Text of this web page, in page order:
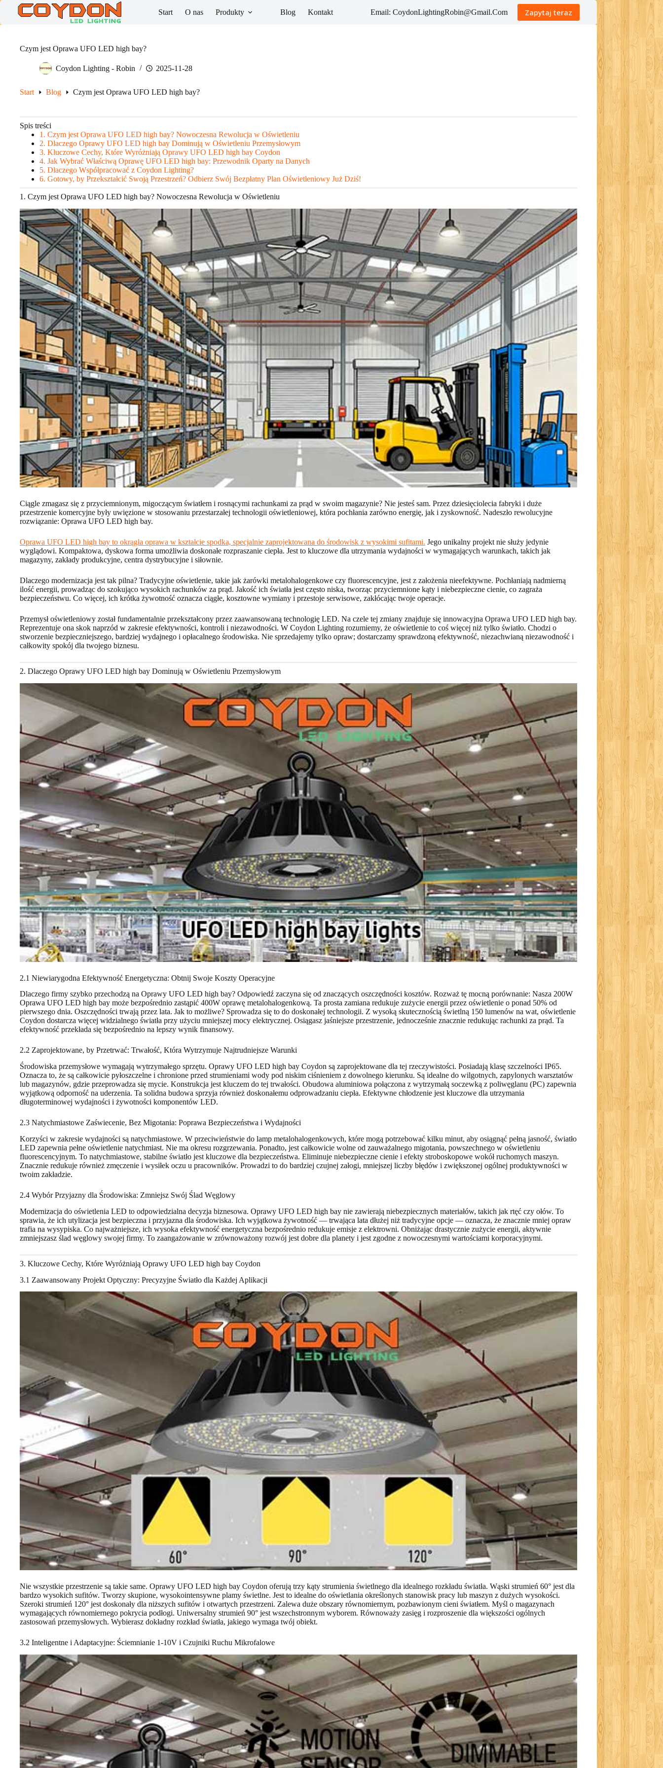
Skip
content
Start O nas Produkty Blog Kontakt Email: CoydonLightingRobin@Gmail.Com Zapytaj teraz
Czym jest Oprawa UFO LED high bay?
Coydon Lighting - Robin 2025-11-28
Start Blog Czym jest Oprawa UFO LED high bay?
Spis treści
1. Czym jest Oprawa UFO LED high bay? Nowoczesna Rewolucja w Oświetleniu
2. Dlaczego Oprawy UFO LED high bay Dominują w Oświetleniu Przemysłowym
3. Kluczowe Cechy, Które Wyróżniają Oprawy UFO LED high bay Coydon
4. Jak Wybrać Właściwą Oprawę UFO LED high bay: Przewodnik Oparty na Danych
5. Dlaczego Współpracować z Coydon Lighting?
6. Gotowy, by Przekształcić Swoją Przestrzeń? Odbierz Swój Bezpłatny Plan Oświetleniowy Już Dziś!
1. Czym jest Oprawa UFO LED high bay? Nowoczesna Rewolucja w Oświetleniu
Ciągle zmagasz się z przyciemnionym, migoczącym światłem i rosnącymi rachunkami za prąd w swoim magazynie? Nie jesteś sam. Przez dziesięciolecia fabryki i duże
przestrzenie komercyjne były uwięzione w stosowaniu przestarzałej technologii oświetleniowej, która pochłania zarówno energię, jak i zyskowność. Nadeszło rewolucyjne
rozwiązanie: Oprawa UFO LED high bay.
Oprawa UFO LED high bay to okrągła oprawa w kształcie spodka, specjalnie zaprojektowana do środowisk z wysokimi sufitami. Jego unikalny projekt nie służy jedynie
wyglądowi. Kompaktowa, dyskowa forma umożliwia doskonałe rozpraszanie ciepła. Jest to kluczowe dla utrzymania wydajności w wymagających warunkach, takich jak
magazyny, zakłady produkcyjne, centra dystrybucyjne i siłownie.
Dlaczego modernizacja jest tak pilna? Tradycyjne oświetlenie, takie jak żarówki metalohalogenkowe czy fluorescencyjne, jest z założenia nieefektywne. Pochłaniają nadmierną
ilość energii, prowadząc do szokująco wysokich rachunków za prąd. Jakość ich światła jest często niska, tworząc przyciemnione kąty i niebezpieczne cienie, co zagraża
bezpieczeństwu. Co więcej, ich krótka żywotność oznacza ciągłe, kosztowne wymiany i przestoje serwisowe, zakłócając twoje operacje.
Przemysł oświetleniowy został fundamentalnie przekształcony przez zaawansowaną technologię LED. Na czele tej zmiany znajduje się innowacyjna Oprawa UFO LED high bay.
Reprezentuje ona skok naprzód w zakresie efektywności, kontroli i niezawodności. W Coydon Lighting rozumiemy, że oświetlenie to coś więcej niż tylko światło. Chodzi o
stworzenie bezpieczniejszego, bardziej wydajnego i opłacalnego środowiska. Nie sprzedajemy tylko opraw; dostarczamy sprawdzoną efektywność, niezachwianą niezawodność i
całkowity spokój dla twojego biznesu.
2. Dlaczego Oprawy UFO LED high bay Dominują w Oświetleniu Przemysłowym
2.1 Niewiarygodna Efektywność Energetyczna: Obtnij Swoje Koszty Operacyjne
Dlaczego firmy szybko przechodzą na Oprawy UFO LED high bay? Odpowiedź zaczyna się od znaczących oszczędności kosztów. Rozważ tę mocną porównanie: Nasza 200W
Oprawa UFO LED high bay może bezpośrednio zastąpić 400W oprawę metalohalogenkową. Ta prosta zamiana redukuje zużycie energii przez oświetlenie o ponad 50% od
pierwszego dnia. Oszczędności trwają przez lata. Jak to możliwe? Sprowadza się to do doskonałej technologii. Z wysoką skutecznością świetlną 150 lumenów na wat, oświetlenie
Coydon dostarcza więcej widzialnego światła przy użyciu mniejszej mocy elektrycznej. Osiągasz jaśniejsze przestrzenie, jednocześnie znacznie redukując rachunki za prąd. Ta
efektywność przekłada się bezpośrednio na lepszy wynik finansowy.
2.2 Zaprojektowane, by Przetrwać: Trwałość, Która Wytrzymuje Najtrudniejsze Warunki
Środowiska przemysłowe wymagają wytrzymałego sprzętu. Oprawy UFO LED high bay Coydon są zaprojektowane dla tej rzeczywistości. Posiadają klasę szczelności IP65.
Oznacza to, że są całkowicie pyłoszczelne i chronione przed strumieniami wody pod niskim ciśnieniem z dowolnego kierunku. Są idealne do wilgotnych, zapylonych warsztatów
lub magazynów, gdzie przeprowadza się mycie. Konstrukcja jest kluczem do tej trwałości. Obudowa aluminiowa połączona z wytrzymałą soczewką z poliwęglanu (PC) zapewnia
wyjątkową odporność na uderzenia. Ta solidna budowa sprzyja również doskonałemu odprowadzaniu ciepła. Efektywne chłodzenie jest kluczowe dla utrzymania
długoterminowej wydajności i żywotności komponentów LED.
2.3 Natychmiastowe Zaświecenie, Bez Migotania: Poprawa Bezpieczeństwa i Wydajności
Korzyści w zakresie wydajności są natychmiastowe. W przeciwieństwie do lamp metalohalogenkowych, które mogą potrzebować kilku minut, aby osiągnąć pełną jasność, światło
LED zapewnia pełne oświetlenie natychmiast. Nie ma okresu rozgrzewania. Ponadto, jest całkowicie wolne od zauważalnego migotania, powszechnego w oświetleniu
fluorescencyjnym. To natychmiastowe, stabilne światło jest kluczowe dla bezpieczeństwa. Eliminuje niebezpieczne cienie i efekty stroboskopowe wokół ruchomych maszyn.
Znacznie redukuje również zmęczenie i wysiłek oczu u pracowników. Prowadzi to do bardziej czujnej załogi, mniejszej liczby błędów i zwiększonej ogólnej produktywności w
twoim zakładzie.
2.4 Wybór Przyjazny dla Środowiska: Zmniejsz Swój Ślad Węglowy
Modernizacja do oświetlenia LED to odpowiedzialna decyzja biznesowa. Oprawy UFO LED high bay nie zawierają niebezpiecznych materiałów, takich jak rtęć czy ołów. To
sprawia, że ich utylizacja jest bezpieczna i przyjazna dla środowiska. Ich wyjątkowa żywotność — trwająca lata dłużej niż tradycyjne opcje — oznacza, że znacznie mniej opraw
trafia na wysypiska. Co najważniejsze, ich wysoka efektywność energetyczna bezpośrednio redukuje emisje z elektrowni. Obniżając drastycznie zużycie energii, aktywnie
zmniejszasz ślad węglowy swojej firmy. To zaangażowanie w zrównoważony rozwój jest dobre dla planety i jest zgodne z nowoczesnymi wartościami korporacyjnymi.
3. Kluczowe Cechy, Które Wyróżniają Oprawy UFO LED high bay Coydon
3.1 Zaawansowany Projekt Optyczny: Precyzyjne Światło dla Każdej Aplikacji
Nie wszystkie przestrzenie są takie same. Oprawy UFO LED high bay Coydon oferują trzy kąty strumienia świetlnego dla idealnego rozkładu światła. Wąski strumień 60° jest dla
bardzo wysokich sufitów. Tworzy skupione, wysokointensywne plamy świetlne. Jest to idealne do oświetlania określonych stanowisk pracy lub maszyn z dużych wysokości.
Szeroki strumień 120° jest doskonały dla niższych sufitów i otwartych przestrzeni. Zalewa duże obszary równomiernym, pozbawionym cieni światłem. Myśl o magazynach
wymagających równomiernego pokrycia podłogi. Uniwersalny strumień 90° jest wszechstronnym wyborem. Równoważy zasięg i rozproszenie dla większości ogólnych
zastosowań przemysłowych. Wybierasz dokładny rozkład światła, jakiego wymaga twój obiekt.
3.2 Inteligentne i Adaptacyjne: Ściemnianie 1-10V i Czujniki Ruchu Mikrofalowe